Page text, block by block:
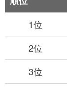
1位
2位
3位